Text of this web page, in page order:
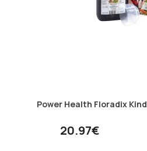
Power Health Floradix
20.97€